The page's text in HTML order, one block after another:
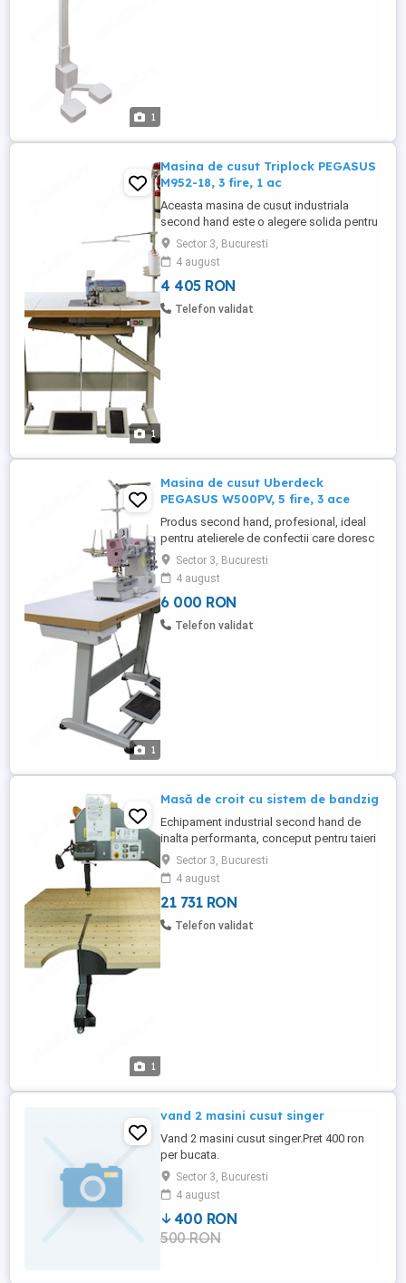
1
1
Masina de cusut Triplock PEGASUS
M952-18, 3 fire, 1 ac
Aceasta masina de cusut industriala
second hand este o alegere solida pentru
operatiuni de incheiat si surfilat in fluxuri
de productie medii si mari. Caracteristici:
Cusaturi simple si elastice cu 1 ac; Ideala
pentru materiale fine sau elastice; Permite
ajustarea latimii cusaturii. Utilizare:
Sector 3, Bucuresti
4 august
4 405 RON
Telefon validat
1
Masina de cusut Uberdeck
PEGASUS W500PV, 5 fire, 3 ace
Produs second hand, profesional, ideal
pentru atelierele de confectii care doresc
o masina de incredere pentru cusaturi de
acoperire. Caracteristici: Potrivita pentru
cusaturi de tip uberdeck (acoperire fata-
spate); Ungere automata reduce uzura si
intretinerea; Configuratie cu 5 fire si 3 ace
Sector 3, Bucuresti
4 august
6 000 RON
Telefon validat
1
Masă de croit cu sistem de bandzig
Echipament industrial second hand de
inalta performanta, conceput pentru taieri
precise in productia de serie. Tehnologia
cu perna de aer faciliteaza manipularea cu
minim efort a materialelor voluminoase
sau grele. Caracteristici: Masa de croit fixa
cu sistem de bandzig pentru taiere
Sector 3, Bucuresti
4 august
21 731 RON
Telefon validat
vand 2 masini cusut singer
Vand 2 masini cusut singer.Pret 400 ron
per bucata.
Sector 3, Bucuresti
4 august
400 RON
500 RON